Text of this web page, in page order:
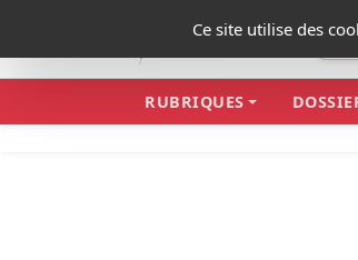
Ce site utilise des
RUBRIQUES